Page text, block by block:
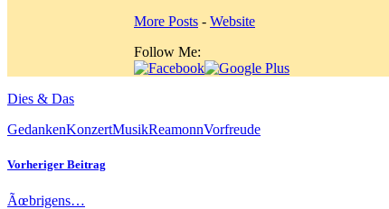
More Posts - Website
Follow Me:
Dies & Das
GedankenKonzertMusikReamonnVorfreude
Vorheriger Beitrag
Ãœbrigens…